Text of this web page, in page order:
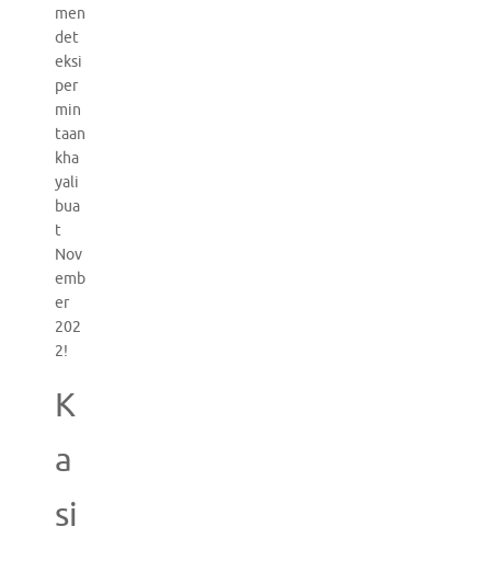
men
det
eksi
per
min
taan
kha
yali
bua
t
Nov
emb
er
202
2!
K
a
si